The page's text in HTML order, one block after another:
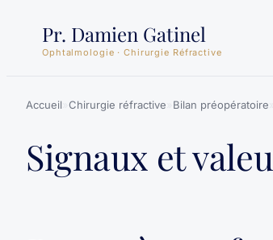
contenu
Pr. Damien Gatinel
Ophtalmologie · Chirurgie Réfractive
Accueil Chirurgie réfractive Bilan préopératoire
Signaux et